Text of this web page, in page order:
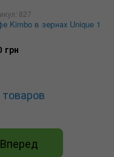
827
Kimbo в зернах Unique 1
грн
Вперед